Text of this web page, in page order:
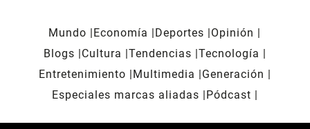
Mundo Economía Deportes
Opinión
Blogs
Cultura Tendencias Tecnología
Entretenimiento
Multimedia
Generación
Especiales marcas aliadas
Pódcast